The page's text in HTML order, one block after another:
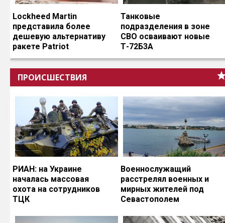
Lockheed Martin
представила более
дешевую альтернативу
ракете Patriot
Танковые
подразделения в зоне
СВО осваивают новые
Т-72Б3А
ПРОИСШЕСТВИЯ
РИАН: на Украине
началась массовая
охота на сотрудников
ТЦК
Военнослужащий
расстрелял военных и
мирных жителей под
Севастополем